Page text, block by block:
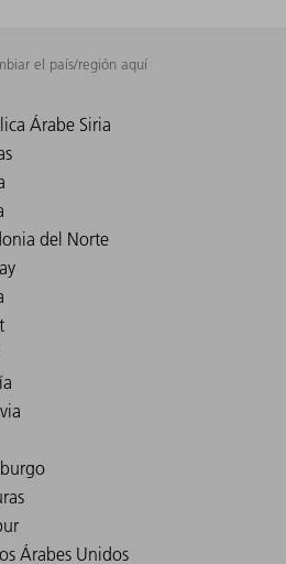
el país/región aquí